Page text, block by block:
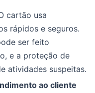
cartão usa
rápidos e seguros.
ser feito
e a proteção de
atividades suspeitas.
ao cliente